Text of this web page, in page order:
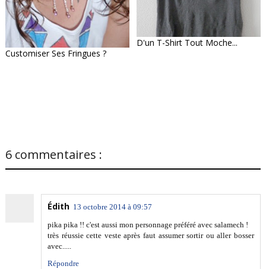
Customiser Ses Fringues ?
D'un T-Shirt Tout Moche...
6 commentaires :
Édith 13 octobre 2014 à 09:57
pika pika !! c'est aussi mon personnage préféré avec salamech !
très réussie cette veste après faut assumer sortir ou aller bosser
avec.....
Répondre